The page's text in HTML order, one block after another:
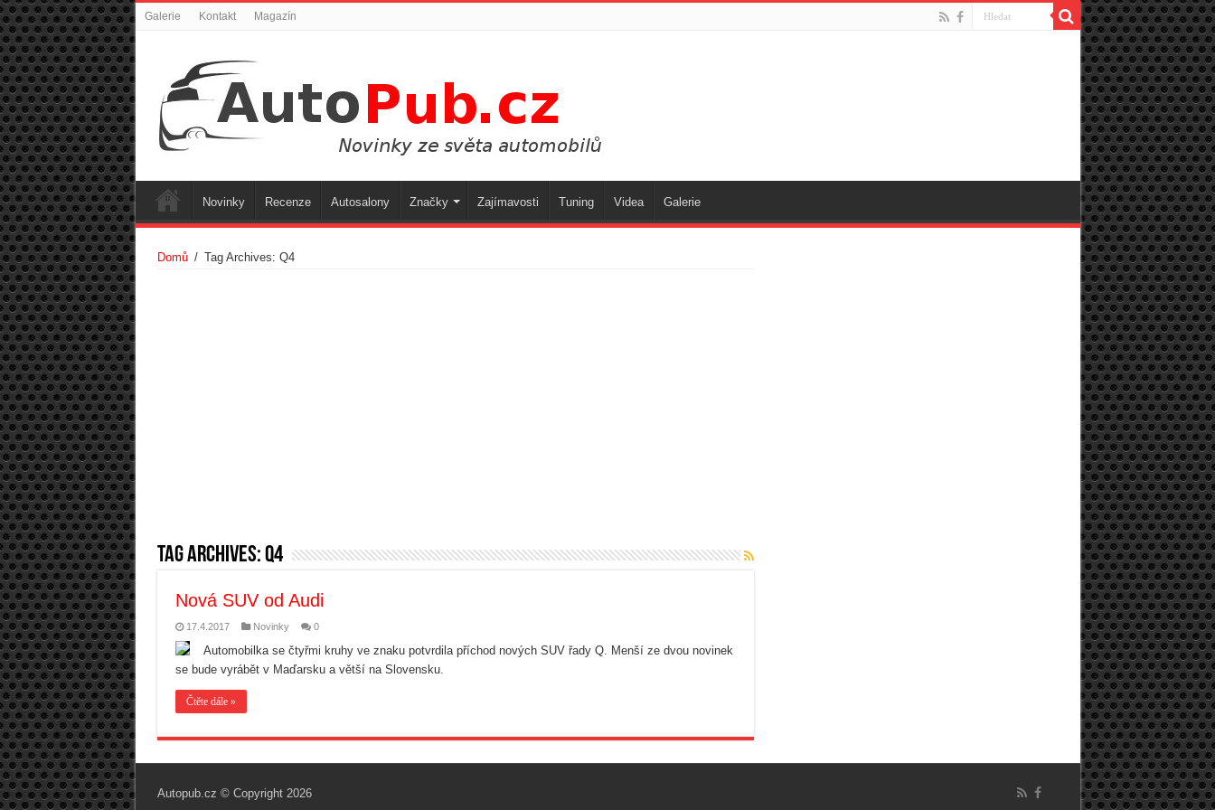
Galerie Kontakt Magazín
Novinky Recenze Autosalony Značky Zajímavosti Tuning Videa Galerie
Domů / Tag Archives: Q4
Tag Archives:Q4
Nová SUV od Audi
17.4.2017 Novinky 0
Automobilka se čtyřmi kruhy ve znaku potvrdila příchod nových SUV řady Q. Menší ze dvou novinek
se bude vyrábět v Maďarsku a větší na Slovensku.
Čtěte dále »
Autopub.cz © Copyright 2026